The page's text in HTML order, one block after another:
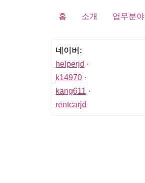
홈 소개 업무분야
네이버:
helperjd ·
k14970 ·
kang611 ·
rentcarjd